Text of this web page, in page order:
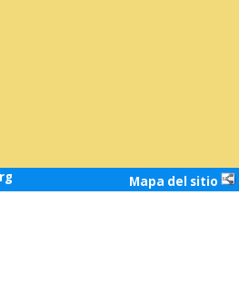
Mapa del sitio